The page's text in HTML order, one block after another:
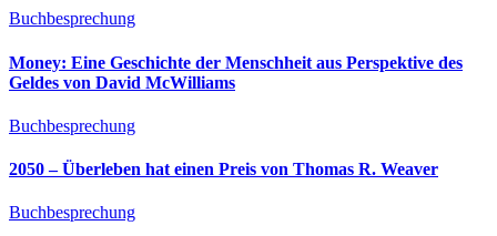
Buchbesprechung
Money: Eine Geschichte der Menschheit aus Perspektive des
Geldes von David McWilliams
Buchbesprechung
2050 – Überleben hat einen Preis von Thomas R. Weaver
Buchbesprechung